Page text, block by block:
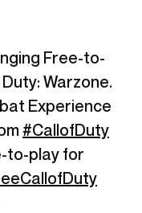
Free-to-
Warzone.
Experience
#CallofDuty
to-play for